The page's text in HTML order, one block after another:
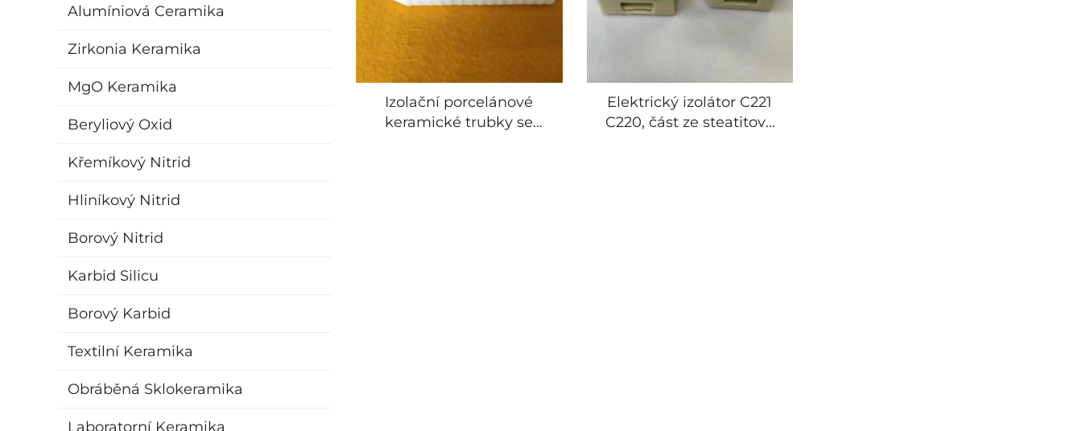
Alumíniová Ceramika
Zirkonia Keramika
MgO Keramika
Beryliový Oxid
Křemíkový Nitrid
Hliníkový Nitrid
Borový Nitrid
Karbid Silicu
Borový Karbid
Textilní Keramika
Obráběná Sklokeramika
Laboratorní Keramika
Izolační porcelánové
keramické trubky se
Elektrický izolátor C221
C220, část ze steatitové